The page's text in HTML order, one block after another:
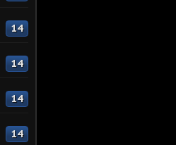
14
14
14
14